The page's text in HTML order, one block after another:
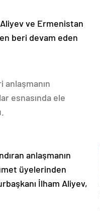
ve Ermenistan
beri devam eden
esnasında ele
anlaşmanın
üyelerinden
İlham Aliyev,